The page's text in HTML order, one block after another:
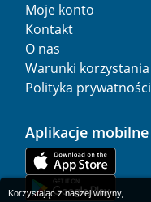
Moje konto
Kontakt
O nas
Warunki korzystania
Polityka prywatności
Aplikacje mobilne
Korzystając z naszej witryny,